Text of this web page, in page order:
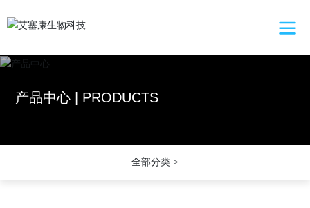
产品中心 | PRODUCTS
全部分类 >